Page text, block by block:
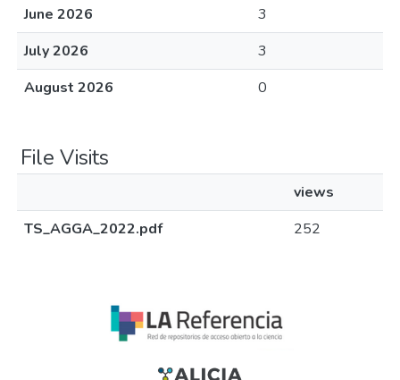
June 2026
3
July 2026
3
August 2026
0
File Visits
views
TS_AGGA_2022.pdf
252